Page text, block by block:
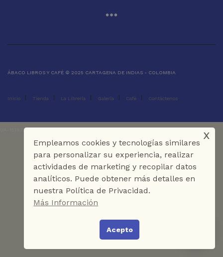
ÁBACO LIBROS Y CAFÉ © 2025 CARTAGENA DE INDIAS - COLOMBIA
Inicio Tienda La Librería Galería Café Contáctenos
UA-151973273-1
Empleamos cookies y tecnologías similares
para personalizar su experiencia, realizar
actividades de marketing y recopilar datos
analíticos. Puede obtener más detalles en
nuestra Política de Privacidad.
Más Información
Acepto
x